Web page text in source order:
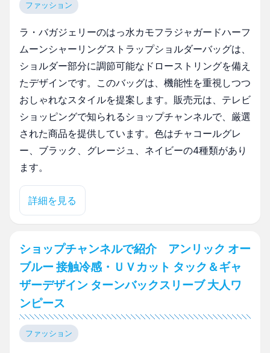
ファッション
ラ・バガジェリーのはっ水カモフラジャガードハーフ
ムーンシャーリングストラップショルダーバッグは、
ショルダー部分に調節可能なドローストリングを備え
たデザインです。このバッグは、機能性を重視しつつ
おしゃれなスタイルを提案します。販売元は、テレビ
ショッピングで知られるショップチャンネルで、厳選
された商品を提供しています。色はチャコールグレ
ー、ブラック、グレージュ、ネイビーの4種類があり
ます。
詳細を見る
ショップチャンネルで紹介 アンリック オー
ブルー 接触冷感・ＵＶカット タック＆ギャ
ザーデザイン ターンバックスリーブ 大人ワ
ンピース
ファッション